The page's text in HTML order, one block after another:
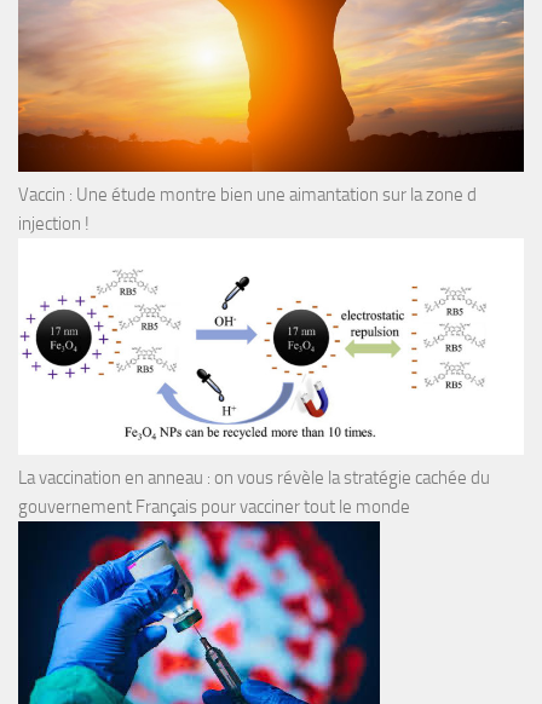
Vaccin : Une étude montre bien une aimantation sur la zone d
injection !
La vaccination en anneau : on vous révèle la stratégie cachée du
gouvernement Français pour vacciner tout le monde